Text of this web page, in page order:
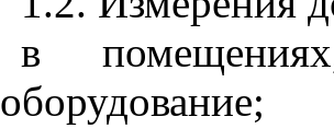
в
оборудование;